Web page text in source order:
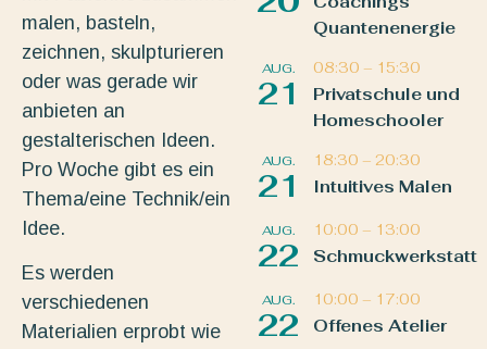
malen, basteln,
zeichnen, skulpturieren
oder was gerade wir
anbieten an
gestalterischen Ideen.
Pro Woche gibt es ein
Thema/eine Technik/ein
Idee.
Es werden
verschiedenen
Materialien erprobt wie
Quantenenergie
AUG.
21
08:30 – 15:30
Privatschule und
Homeschooler
AUG.
21
18:30 – 20:30
Intuitives Malen
AUG.
22
10:00 – 13:00
Schmuckwerkstatt
AUG.
22
10:00 – 17:00
Offenes Atelier